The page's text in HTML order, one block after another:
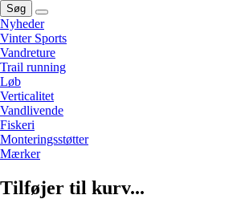
Søg
Nyheder
Vinter Sports
Vandreture
Trail running
Løb
Verticalitet
Vandlivende
Fiskeri
Monteringsstøtter
Mærker
Tilføjer til kurv...